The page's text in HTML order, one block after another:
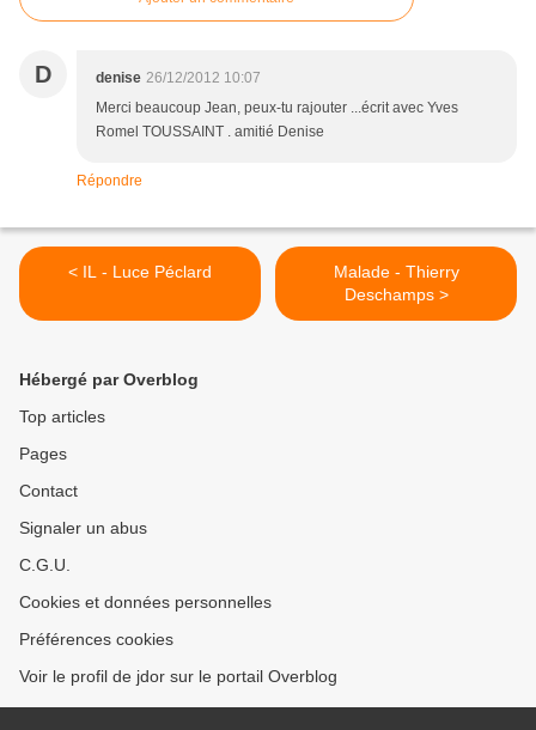
D denise 26/12/2012 10:07
Merci beaucoup Jean, peux-tu rajouter ...écrit avec Yves
Romel TOUSSAINT . amitié Denise
Répondre
< IL - Luce Péclard
Malade - Thierry
Deschamps >
Hébergé par Overblog
Top articles
Pages
Contact
Signaler un abus
C.G.U.
Cookies et données personnelles
Préférences cookies
Voir le profil de jdor sur le portail Overblog